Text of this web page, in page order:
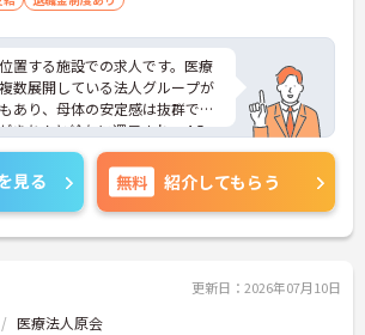
置する施設での求人です。医療
数展開している法人グループが
あり、母体の安定感は抜群で
きちんと給与に還元され、4.5ヶ
もございます。
気軽にお問い合わせ下さい。
見る 無料 紹介してもらう
更新日：2026年07月10日
医療法人原会